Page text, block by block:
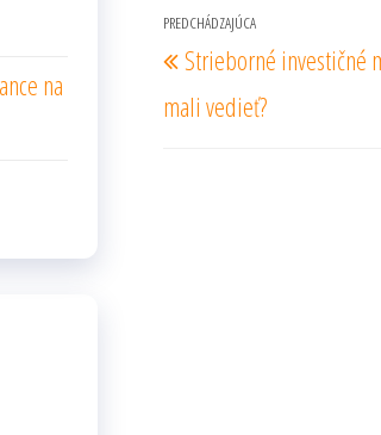
Navigácia
v
článku
Predchádzajúci
príspevok
PREDCHÁDZAJÚCA
Strieborné investičné
mali vedieť?
na